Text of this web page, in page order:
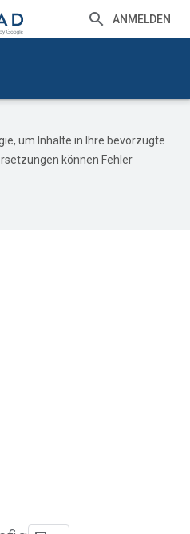
ANMELDEN
um Inhalte in Ihre bevorzugte
können Fehler